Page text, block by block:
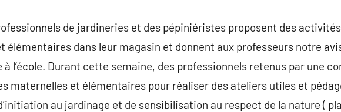
de jardineries et des pépiniéristes proposent des
élémentaires dans leur magasin et donnent aux professeurs notre
l’école. Durant cette semaine, des professionnels retenus par une
maternelles et élémentaires pour réaliser des ateliers utiles et
au jardinage et de sensibilisation au respect de la nature (